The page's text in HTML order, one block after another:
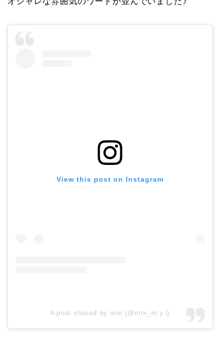
View this post on Instagram
A post shared by moi (@moi_m.y.i)